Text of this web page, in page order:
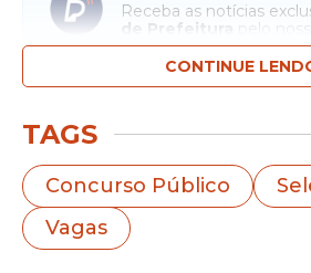
Receba as notícias
de Prefeitura
pelo
Entrar no
planejar, organizar e
etapas do processo
contemplará cargos de
CONTINUE
TAGS
Concurso Público
Vagas